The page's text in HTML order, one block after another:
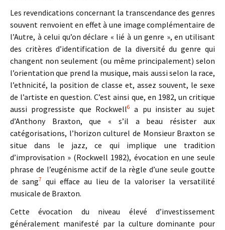
Les revendications concernant la transcendance des genres
souvent renvoient en effet à une image complémentaire de
l’Autre, à celui qu’on déclare « lié à un genre », en utilisant
des critères d’identification de la diversité du genre qui
changent non seulement (ou même principalement) selon
l’orientation que prend la musique, mais aussi selon la race,
l’ethnicité, la position de classe et, assez souvent, le sexe
de l’artiste en question. C’est ainsi que, en 1982, un critique
aussi progressiste que Rockwell6
a pu insister au sujet
d’Anthony Braxton, que « s’il a beau résister aux
catégorisations, l’horizon culturel de Monsieur Braxton se
situe dans le jazz, ce qui implique une tradition
d’improvisation » (Rockwell 1982), évocation en une seule
phrase de l’eugénisme actif de la règle d’une seule goutte
de sang7
qui efface au lieu de la valoriser la versatilité
musicale de Braxton.
Cette évocation du niveau élevé d’investissement
généralement manifesté par la culture dominante pour